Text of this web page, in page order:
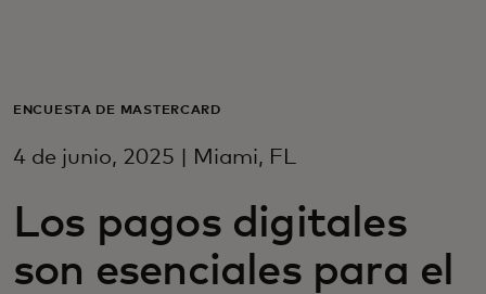
Para empresas
Para inovadores
ENCUESTA DE MASTERCARD
4 de junio, 2025 | Miami, FL
Los pagos digitales
son esenciales para el